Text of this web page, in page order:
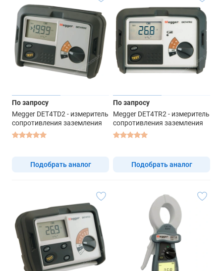
По запросу
Megger DET4TD2 - измеритель
сопротивления заземления
Подобрать аналог
По запросу
Megger DET4TR2 - измеритель
сопротивления заземления
Подобрать аналог